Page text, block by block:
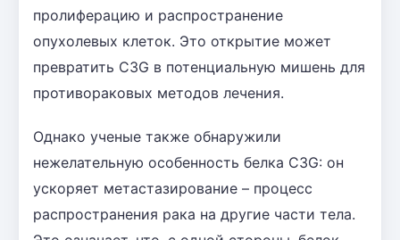
пролиферацию и распространение
опухолевых клеток. Это открытие может
превратить C3G в потенциальную мишень для
противораковых методов лечения.
Однако ученые также обнаружили
нежелательную особенность белка C3G: он
ускоряет метастазирование – процесс
распространения рака на другие части тела.